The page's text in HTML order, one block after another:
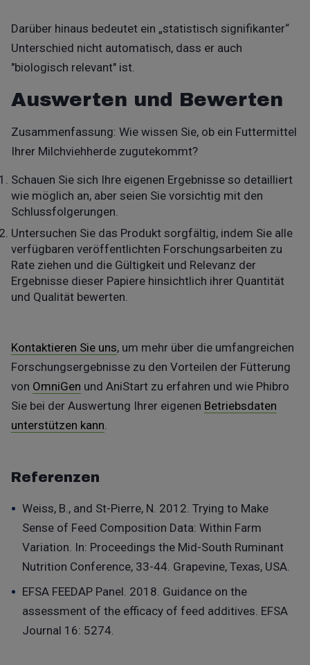
Darüber hinaus bedeutet ein „statistisch signifikanter“
Unterschied nicht automatisch, dass er auch
"biologisch relevant" ist.
Auswerten und Bewerten
Zusammenfassung: Wie wissen Sie, ob ein Futtermittel
Ihrer Milchviehherde zugutekommt?
Schauen Sie sich Ihre eigenen Ergebnisse so detailliert
wie möglich an, aber seien Sie vorsichtig mit den
Schlussfolgerungen.
Untersuchen Sie das Produkt sorgfältig, indem Sie alle
verfügbaren veröffentlichten Forschungsarbeiten zu
Rate ziehen und die Gültigkeit und Relevanz der
Ergebnisse dieser Papiere hinsichtlich ihrer Quantität
und Qualität bewerten.
Kontaktieren Sie uns, um mehr über die umfangreichen
Forschungsergebnisse zu den Vorteilen der Fütterung
von OmniGen und AniStart zu erfahren und wie Phibro
Sie bei der Auswertung Ihrer eigenen Betriebsdaten
unterstützen kann
Referenzen
Weiss, B., and St-Pierre, N. 2012. Trying to Make
Sense of Feed Composition Data: Within Farm
Variation. In: Proceedings the Mid-South Ruminant
Nutrition Conference, 33-44. Grapevine, Texas, USA.
EFSA FEEDAP Panel. 2018. Guidance on the
assessment of the efficacy of feed additives. EFSA
Journal 16: 5274.